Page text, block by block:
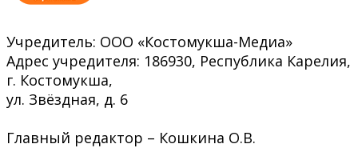
Учредитель: ООО «Костомукша-Медиа»
Адрес учредителя: 186930, Республика Карелия,
г. Костомукша,
ул. Звёздная, д. 6
Главный редактор – Кошкина О.В.